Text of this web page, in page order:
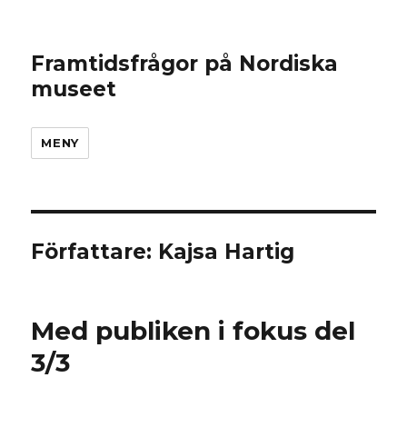
Framtidsfrågor på Nordiska
museet
MENY
Författare: Kajsa Hartig
Med publiken i fokus del
3/3